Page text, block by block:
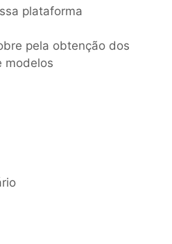
plataforma
pela obtenção dos
modelos